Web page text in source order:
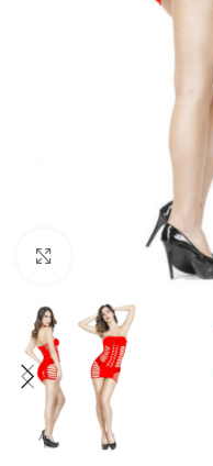
Click to enlarge